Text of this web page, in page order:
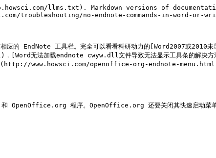
llms.txt). Markdown versions of
troubleshooting/no-endnote-commands-in-word-or-
工具栏。完全可以看看科研动力的[Word2007或2010未显
无法加载endnote cwyw.dll文件导致无法显示工具条的解
www.howsci.com/openoffice-org-endnote-
OpenOffice.org 程序。OpenOffice.org 还要关闭其快速启动菜